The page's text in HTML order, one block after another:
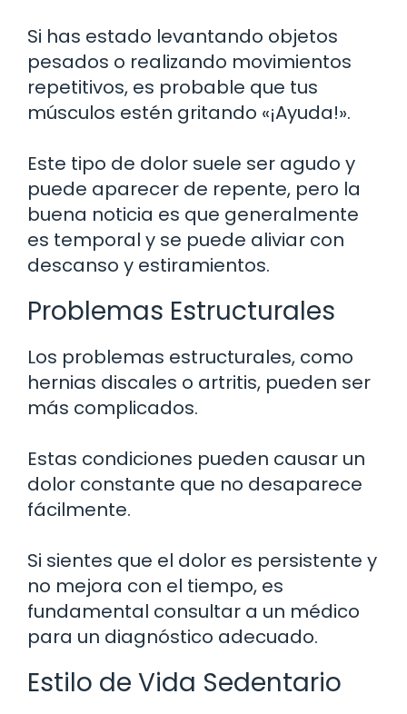
Si has estado levantando objetos
pesados o realizando movimientos
repetitivos, es probable que tus
músculos estén gritando «¡Ayuda!».
Este tipo de dolor suele ser agudo y
puede aparecer de repente, pero la
buena noticia es que generalmente
es temporal y se puede aliviar con
descanso y estiramientos.
Problemas Estructurales
Los problemas estructurales, como
hernias discales o artritis, pueden ser
más complicados.
Estas condiciones pueden causar un
dolor constante que no desaparece
fácilmente.
Si sientes que el dolor es persistente y
no mejora con el tiempo, es
fundamental consultar a un médico
para un diagnóstico adecuado.
Estilo de Vida Sedentario